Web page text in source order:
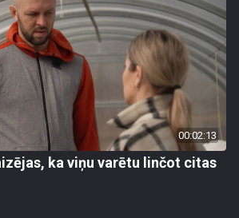
00:02:13
ka viņu varētu linčot citas